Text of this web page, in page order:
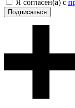
Я согласен(а) с
Подписаться